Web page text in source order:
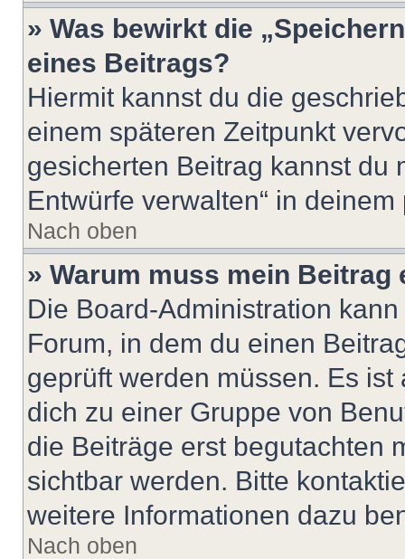
» Was bewirkt die
eines Beitrags?
Hiermit kannst du die
einem späteren Zeitpunkt
gesicherten Beitrag kannst du
Entwürfe verwalten“ in
Nach oben
» Warum muss mein
Die Board-Administration
Forum, in dem du einen
geprüft werden müssen. Es
dich zu einer Gruppe von
die Beiträge erst begutachten
sichtbar werden. Bitte
weitere Informationen dazu
Nach oben